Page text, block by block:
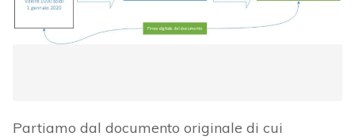
Partiamo dal documento originale di cui